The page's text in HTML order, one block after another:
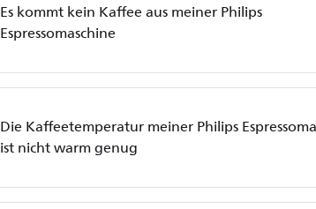
Es kommt kein Kaffee aus meiner Philips
Espressomaschine
Die Kaffeetemperatur meiner Philips
ist nicht warm genug